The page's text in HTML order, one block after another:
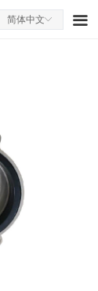
끀
ꀅ
简体中文